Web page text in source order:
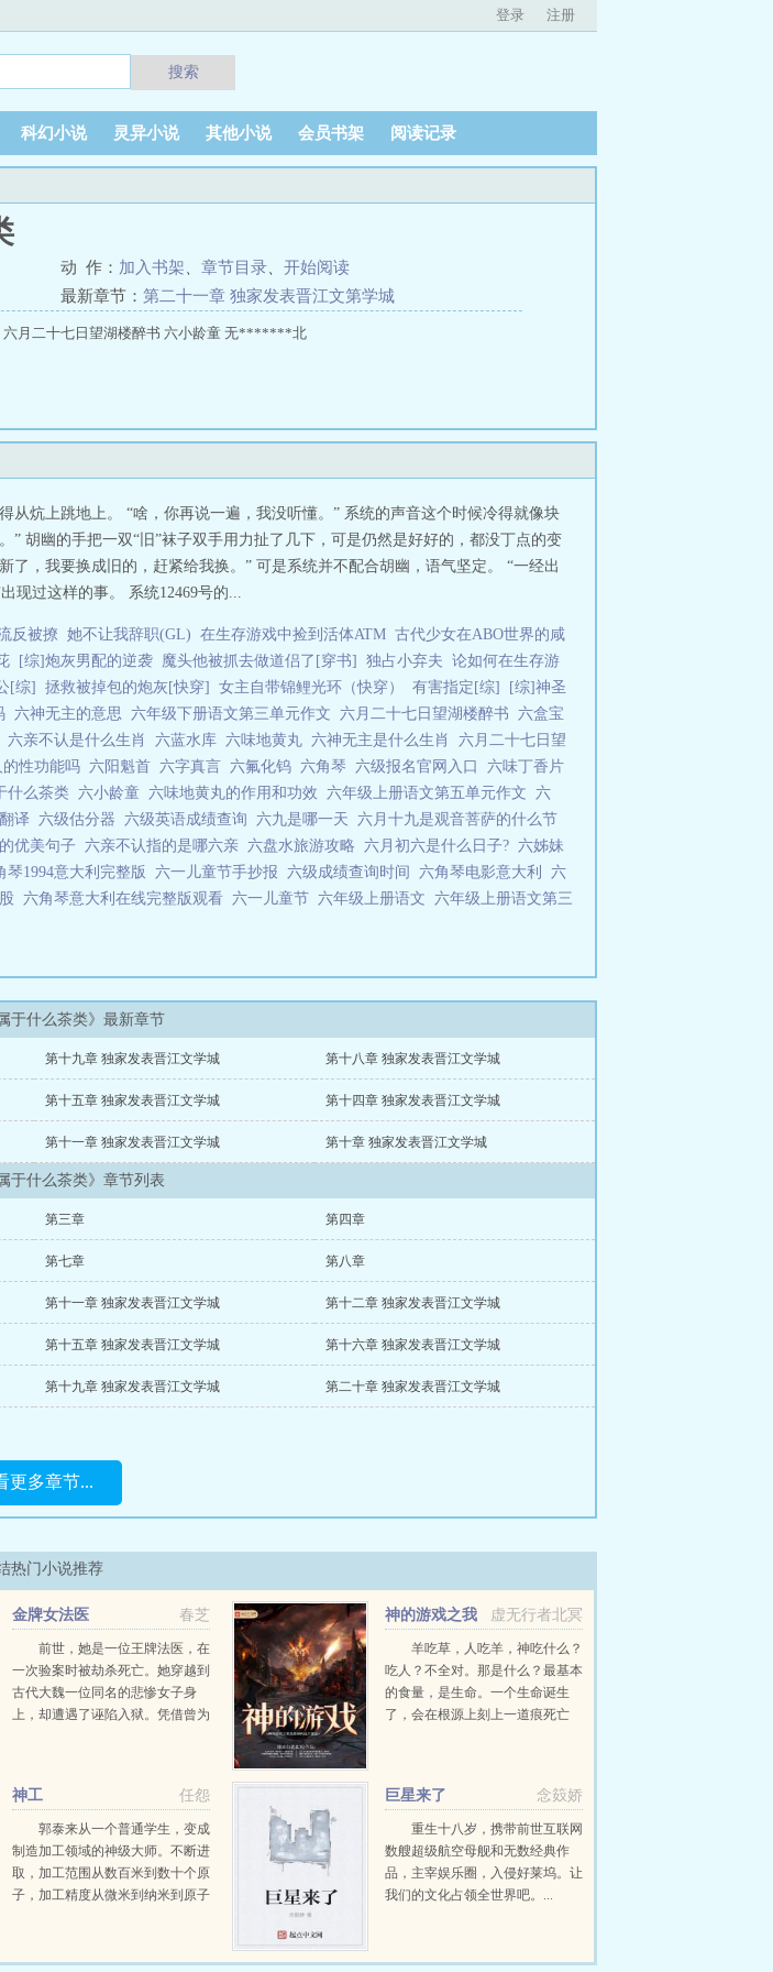
登录 注册
搜索
科幻小说 灵异小说 其他小说 会员书架 阅读记录
动 作： 加入书架 章节目录
开始阅读
最新章节： 第二十一章 独家发表晋江文第学城
六月二十七日望湖楼醉书 六小龄童 无*******北
从炕上跳地上。 “啥，你再说一遍，我没听懂。” 系统的声音这个时候冷得就像块
胡幽的手把一双“旧”袜子双手用力扯了几下，可是仍然是好好的，都没丁点的变
，我要换成旧的，赶紧给我换。” 可是系统并不配合胡幽，语气坚定。 “一经出
现过这样的事。 系统12469号的...
反被撩 她不让我辞职(GL) 在生存游戏中捡到活体ATM 古代少女在ABO世界的咸
[综]炮灰男配的逆袭 魔头他被抓去做道侣了[穿书] 独占小弃夫 论如何在生存游
[综] 拯救被掉包的炮灰[快穿] 女主自带锦鲤光环（快穿） 有害指定[综]
[综]神圣
六神无主的意思 六年级下册语文第三单元作文 六月二十七日望湖楼醉书 六盒宝
六亲不认是什么生肖 六蓝水库 六味地黄丸 六神无主是什么生肖 六月二十七日望
性功能吗 六阳魁首 六字真言 六氟化钨 六角琴 六级报名官网入口 六味丁香片
什么茶类 六小龄童 六味地黄丸的作用和功效 六年级上册语文第五单元作文 六
译 六级估分器 六级英语成绩查询 六九是哪一天 六月十九是观音菩萨的什么节
优美句子 六亲不认指的是哪六亲 六盘水旅游攻略 六月初六是什么日子? 六姊妹
琴1994意大利完整版 六一儿童节手抄报 六级成绩查询时间 六角琴电影意大利 六
六角琴意大利在线完整版观看 六一儿童节 六年级上册语文 六年级上册语文第三
于什么茶类》最新章节
第十九章 独家发表晋江文学城 第十八章 独家发表晋江文学城
第十五章 独家发表晋江文学城 第十四章 独家发表晋江文学城
第十一章 独家发表晋江文学城 第十章 独家发表晋江文学城
于什么茶类》章节列表
第三章 第四章
第七章 第八章
第十一章 独家发表晋江文学城 第十二章 独家发表晋江文学城
第十五章 独家发表晋江文学城 第十六章 独家发表晋江文学城
第十九章 独家发表晋江文学城 第二十章 独家发表晋江文学城
更多章节...
热门小说推荐
春芝
金牌女法医
前世，她是一位王牌法医，在
一次验案时被劫杀死亡。她穿越到
古代大魏一位同名的悲惨女子身
上，却遭遇了诬陷入狱。凭借曾为
个不可告人的阴谋...
虚无行者北冥
神的游戏之我
是星球的远大意志
羊吃草，人吃羊，神吃什么？
吃人？不全对。那是什么？最基本
的食量，是生命。一个生命诞生
了，会在根源上刻上一道痕死亡
的，还是政权的兴衰。一个政权...
任怨
神工
郭泰来从一个普通学生，变成
制造加工领域的神级大师。不断进
取，加工范围从数百米到数十个原
子，加工精度从微米到纳米到原子
看不上的技术，大部分成员国都得
念笯娇
巨星来了
重生十八岁，携带前世互联网
数艘超级航空母舰和无数经典作
品，主宰娱乐圈，入侵好莱坞。让
我们的文化占领全世界吧。...